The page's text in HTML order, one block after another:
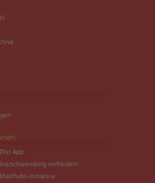
App
verhindern
Initiative